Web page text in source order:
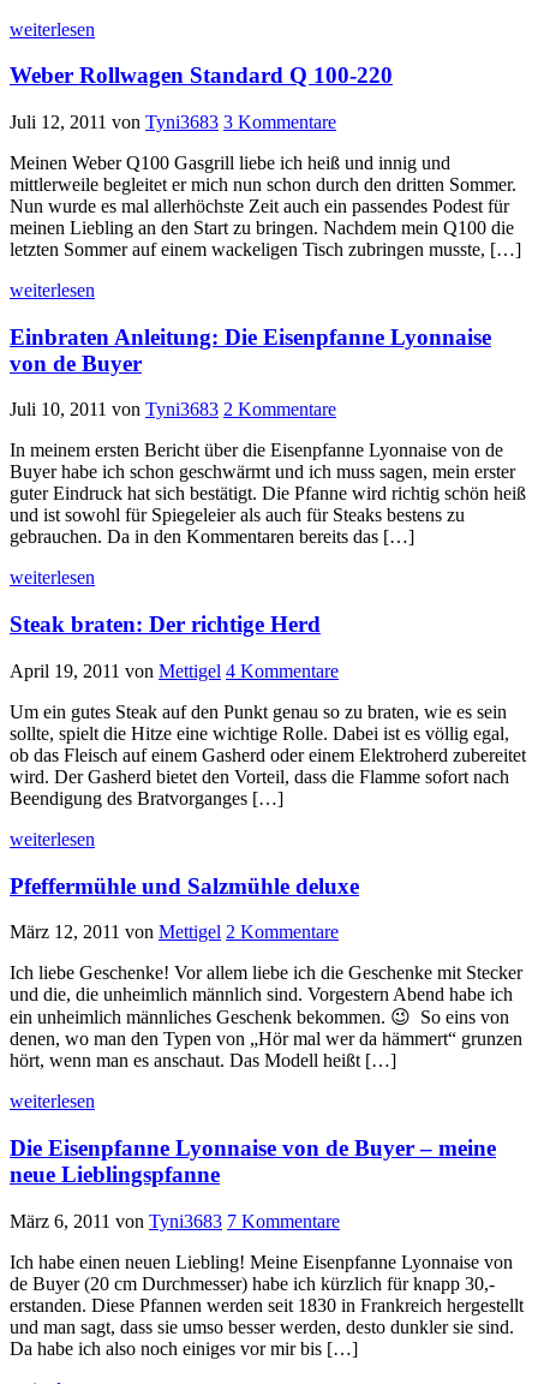
weiterlesen
Weber Rollwagen Standard Q 100-220
Juli 12, 2011 von Tyni3683 3 Kommentare
Meinen Weber Q100 Gasgrill liebe ich heiß und innig und
mittlerweile begleitet er mich nun schon durch den dritten Sommer.
Nun wurde es mal allerhöchste Zeit auch ein passendes Podest für
meinen Liebling an den Start zu bringen. Nachdem mein Q100 die
letzten Sommer auf einem wackeligen Tisch zubringen musste, […]
weiterlesen
Einbraten Anleitung: Die Eisenpfanne Lyonnaise
von de Buyer
Juli 10, 2011 von Tyni3683 2 Kommentare
In meinem ersten Bericht über die Eisenpfanne Lyonnaise von de
Buyer habe ich schon geschwärmt und ich muss sagen, mein erster
guter Eindruck hat sich bestätigt. Die Pfanne wird richtig schön heiß
und ist sowohl für Spiegeleier als auch für Steaks bestens zu
gebrauchen. Da in den Kommentaren bereits das […]
weiterlesen
Steak braten: Der richtige Herd
April 19, 2011 von Mettigel 4 Kommentare
Um ein gutes Steak auf den Punkt genau so zu braten, wie es sein
sollte, spielt die Hitze eine wichtige Rolle. Dabei ist es völlig egal,
ob das Fleisch auf einem Gasherd oder einem Elektroherd zubereitet
wird. Der Gasherd bietet den Vorteil, dass die Flamme sofort nach
Beendigung des Bratvorganges […]
weiterlesen
Pfeffermühle und Salzmühle deluxe
März 12, 2011 von Mettigel 2 Kommentare
Ich liebe Geschenke! Vor allem liebe ich die Geschenke mit Stecker
und die, die unheimlich männlich sind. Vorgestern Abend habe ich
ein unheimlich männliches Geschenk bekommen. 😉 So eins von
denen, wo man den Typen von „Hör mal wer da hämmert“ grunzen
hört, wenn man es anschaut. Das Modell heißt […]
weiterlesen
Die Eisenpfanne Lyonnaise von de Buyer – meine
neue Lieblingspfanne
März 6, 2011 von Tyni3683 7 Kommentare
Ich habe einen neuen Liebling! Meine Eisenpfanne Lyonnaise von
de Buyer (20 cm Durchmesser) habe ich kürzlich für knapp 30,-
erstanden. Diese Pfannen werden seit 1830 in Frankreich hergestellt
und man sagt, dass sie umso besser werden, desto dunkler sie sind.
Da habe ich also noch einiges vor mir bis […]